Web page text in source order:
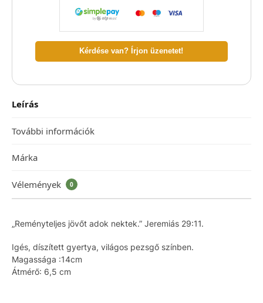
Kérdése van? Írjon üzenetet!
Leírás
További információk
Márka
Vélemények 0
„Reményteljes jövőt adok nektek.” Jeremiás 29:11.
Igés, díszített gyertya, világos pezsgő színben.
Magassága :14cm
Átmérő: 6,5 cm